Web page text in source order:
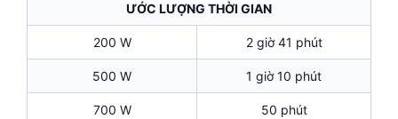
ƯỚC LƯỢNG THỜI GIAN
200 W 2 giờ 41 phút
500 W 1 giờ 10 phút
700 W 50 phút